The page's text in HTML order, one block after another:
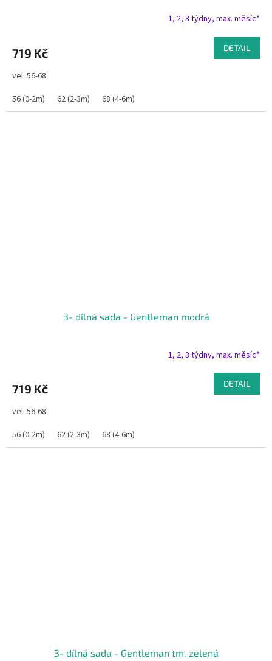
1, 2, 3 týdny, max. měsíc*
719 Kč DETAIL
vel. 56-68
56 (0-2m)
62 (2-3m) 68 (4-6m)
3- dílná sada - Gentleman modrá
1, 2, 3 týdny, max. měsíc*
719 Kč DETAIL
vel. 56-68
56 (0-2m)
62 (2-3m) 68 (4-6m)
3- dílná sada - Gentleman tm. zelená